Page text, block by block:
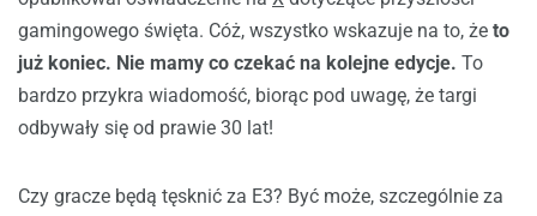
gamingowego święta. Cóż, wszystko wskazuje na to, że to
już koniec. Nie mamy co czekać na kolejne edycje. To
bardzo przykra wiadomość, biorąc pod uwagę, że targi
odbywały się od prawie 30 lat!
Czy gracze będą tęsknić za E3? Być może, szczególnie za